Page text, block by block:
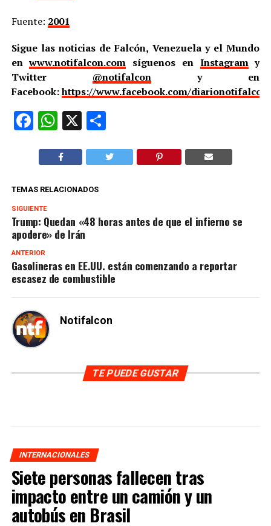
Fuente: 2001
Sigue las noticias de Falcón, Venezuela y el Mundo
enwww.notifalcon.com síguenos en Instagramy
Twitter @notifalcony en
Facebook:https://www.facebook.com/
Facebook
WhatsApp
X Compartir
TEMAS RELACIONADOS
SIGUIENTE
Trump: Quedan «48 horas antes de que el infierno se
apodere» de Irán
ANTERIOR
Gasolineras en EE.UU. están comenzando a reportar
escasez de combustible
Notifalcon
TE PUEDE GUSTAR
INTERNACIONALES
Siete personas fallecen tras
impacto entre un camión y un
autobús en Brasil